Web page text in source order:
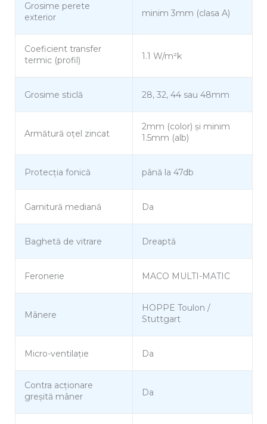
Grosime perete
exterior
minim 3mm (clasa A)
Coeficient transfer
termic (profil)
1.1 W/m²k
Grosime sticlă 28, 32, 44 sau 48mm
Armătură oțel zincat
2mm (color) și minim
1.5mm (alb)
Protecția fonică până la 47db
Garnitură mediană Da
Baghetă de vitrare Dreaptă
Feronerie MACO MULTI-MATIC
Mânere
HOPPE Toulon /
Stuttgart
Micro-ventilație Da
Contra acționare
greșită mâner
Da